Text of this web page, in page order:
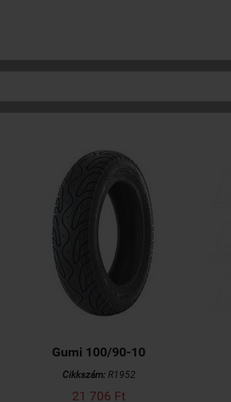
Gumi 100/90-10
Cikkszám:R1952
21 706 Ft